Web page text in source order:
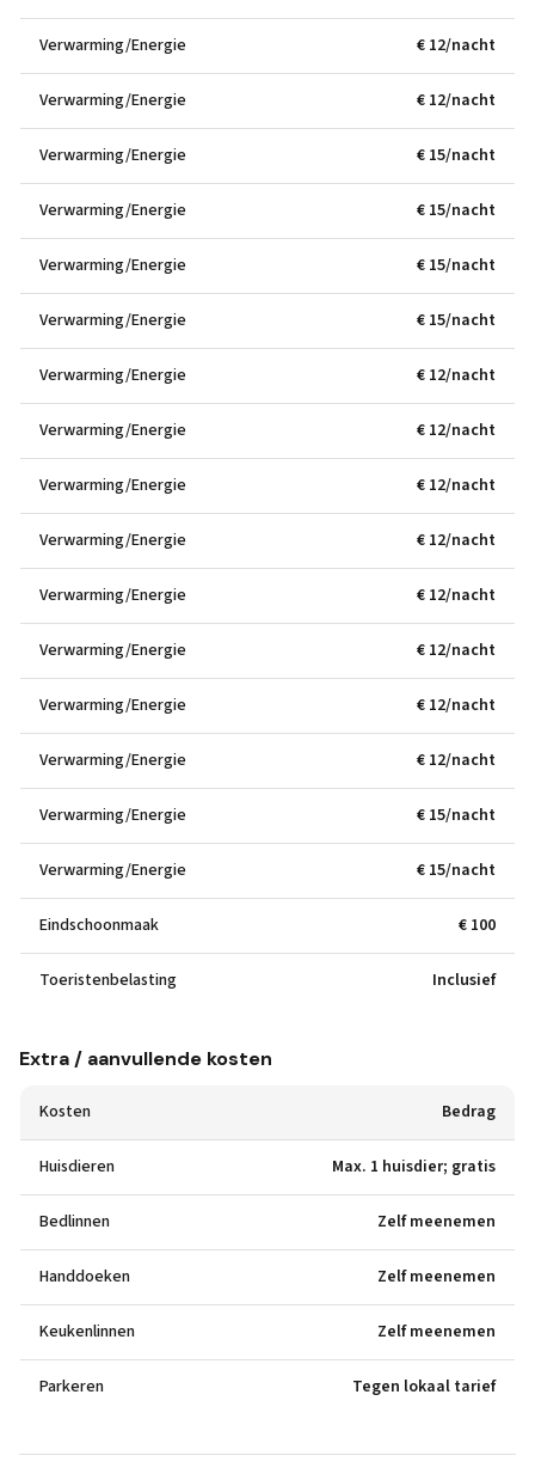
Verwarming/Energie € 12/nacht
Verwarming/Energie € 12/nacht
Verwarming/Energie € 15/nacht
Verwarming/Energie € 15/nacht
Verwarming/Energie € 15/nacht
Verwarming/Energie € 15/nacht
Verwarming/Energie € 12/nacht
Verwarming/Energie € 12/nacht
Verwarming/Energie € 12/nacht
Verwarming/Energie € 12/nacht
Verwarming/Energie € 12/nacht
Verwarming/Energie € 12/nacht
Verwarming/Energie € 12/nacht
Verwarming/Energie € 12/nacht
Verwarming/Energie € 15/nacht
Verwarming/Energie € 15/nacht
Eindschoonmaak € 100
Toeristenbelasting Inclusief
Extra / aanvullende kosten
Kosten Bedrag
Huisdieren Max. 1 huisdier; gratis
Bedlinnen Zelf meenemen
Handdoeken Zelf meenemen
Keukenlinnen Zelf meenemen
Parkeren Tegen lokaal tarief